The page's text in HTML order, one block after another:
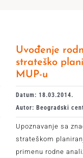
Uvođenje
strateško
MUP-u
Datum: 18.03.2014.
Autor: Beogradski
Upoznavanje sa
strateškom
primenu rodne